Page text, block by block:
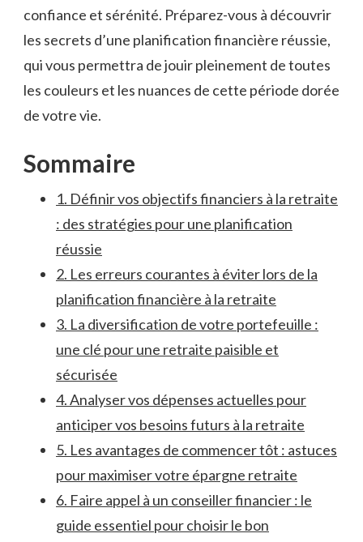
confiance et sérénité. Préparez-vous à découvrir
les secrets d’une planification financière réussie,
qui vous permettra de‍ jouir‌ pleinement de ⁤toutes
les ‍couleurs et ⁤les nuances⁢ de ⁣cette période dorée
de votre vie.
Sommaire
1. Définir vos objectifs financiers à la retraite
: des‍ stratégies ​pour une planification
réussie
2. Les erreurs ‍courantes à éviter lors⁤ de ‍la
planification⁢ financière à la ​retraite
3. La diversification de votre⁤ portefeuille‌ :
‌une clé ‌pour une retraite paisible et
sécurisée
4. Analyser vos dépenses actuelles pour
anticiper vos ​besoins futurs ⁤à la retraite
5. Les avantages ⁢de commencer tôt : astuces
pour maximiser votre épargne retraite
6. ⁣Faire appel à ⁣un ‌conseiller financier : ‌le‍
guide essentiel pour choisir ‍le bon